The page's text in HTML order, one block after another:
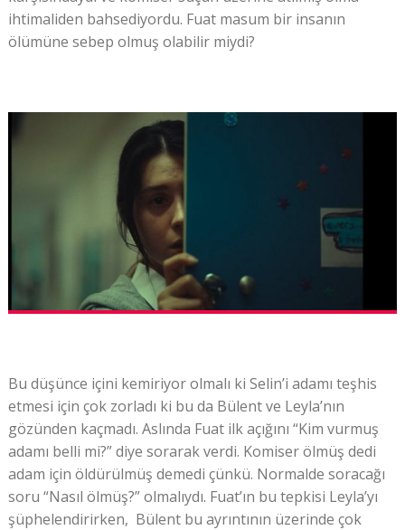
ihtimaliden bahsediyordu. Fuat masum bir insanın
ölümüne sebep olmuş olabilir miydi?
Bu düşünce içini kemiriyor olmalı ki Selin’i adamı teşhis
etmesi için çok zorladı ki bu da Bülent ve Leyla’nın
gözünden kaçmadı. Aslında Fuat ilk açığını “Kim vurmuş
adamı belli mi?” diye sorarak verdi. Komiser ölmüş dedi
adam için öldürülmüş demedi çünkü. Normalde soracağı
soru “Nasıl ölmüş?” olmalıydı. Fuat’ın bu tepkisi Leyla’yı
şüphelendirirken, Bülent bu ayrıntının üzerinde çok